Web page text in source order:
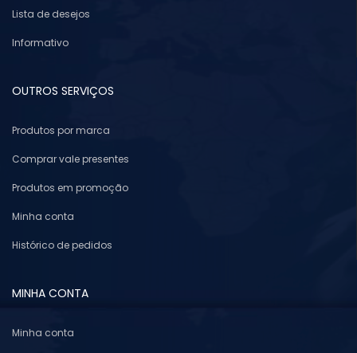
Lista de desejos
Informativo
OUTROS SERVIÇOS
Produtos por marca
Comprar vale presentes
Produtos em promoção
Minha conta
Histórico de pedidos
MINHA CONTA
Minha conta